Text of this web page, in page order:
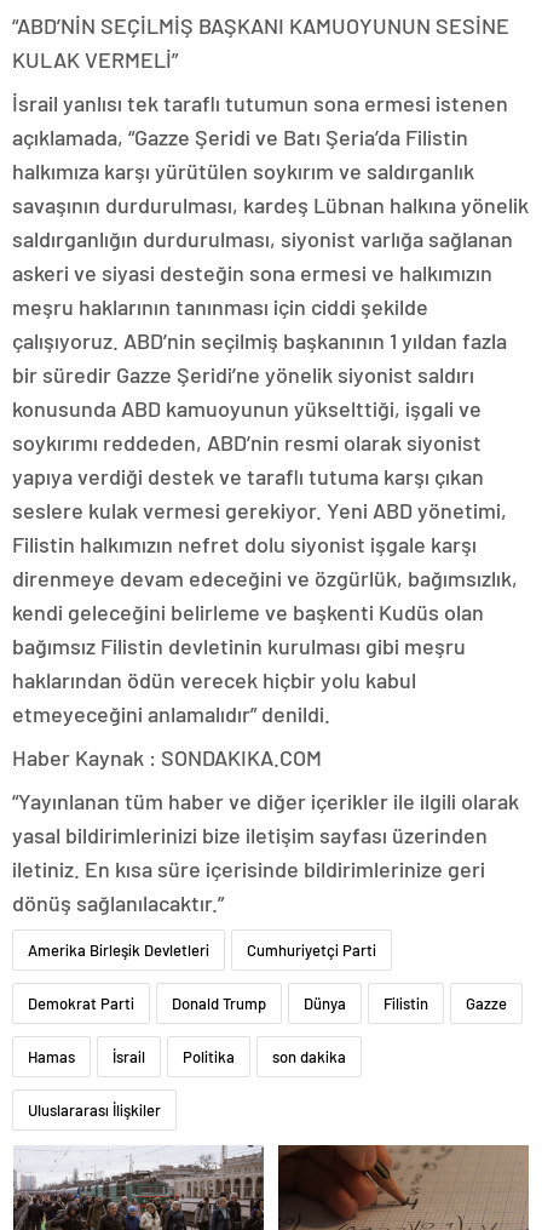
“ABD’NİN SEÇİLMİŞ BAŞKANI KAMUOYUNUN SESİNE
KULAK VERMELİ”
İsrail yanlısı tek taraflı tutumun sona ermesi istenen
açıklamada, “Gazze Şeridi ve Batı Şeria’da Filistin
halkımıza karşı yürütülen soykırım ve saldırganlık
savaşının durdurulması, kardeş Lübnan halkına yönelik
saldırganlığın durdurulması, siyonist varlığa sağlanan
askeri ve siyasi desteğin sona ermesi ve halkımızın
meşru haklarının tanınması için ciddi şekilde
çalışıyoruz. ABD’nin seçilmiş başkanının 1 yıldan fazla
bir süredir Gazze Şeridi’ne yönelik siyonist saldırı
konusunda ABD kamuoyunun yükselttiği, işgali ve
soykırımı reddeden, ABD’nin resmi olarak siyonist
yapıya verdiği destek ve taraflı tutuma karşı çıkan
seslere kulak vermesi gerekiyor. Yeni ABD yönetimi,
Filistin halkımızın nefret dolu siyonist işgale karşı
direnmeye devam edeceğini ve özgürlük, bağımsızlık,
kendi geleceğini belirleme ve başkenti Kudüs olan
bağımsız Filistin devletinin kurulması gibi meşru
haklarından ödün verecek hiçbir yolu kabul
etmeyeceğini anlamalıdır” denildi.
Haber Kaynak : SONDAKIKA.COM
“Yayınlanan tüm haber ve diğer içerikler ile ilgili olarak
yasal bildirimlerinizi bize iletişim sayfası üzerinden
iletiniz. En kısa süre içerisinde bildirimlerinize geri
dönüş sağlanılacaktır.”
Amerika Birleşik Devletleri Cumhuriyetçi Parti
Demokrat Parti Donald Trump Dünya Filistin Gazze
Hamas İsrail Politika son dakika
Uluslararası İlişkiler